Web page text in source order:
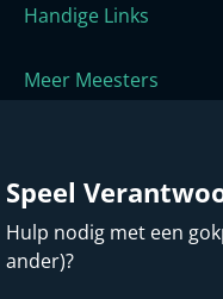
Handige Links
Meer Meesters
Speel
Hulp nodig met een
ander)?